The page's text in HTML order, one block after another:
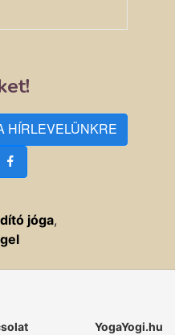
HÍRLEVELÜNKRE
jóga,
YogaYogi.hu